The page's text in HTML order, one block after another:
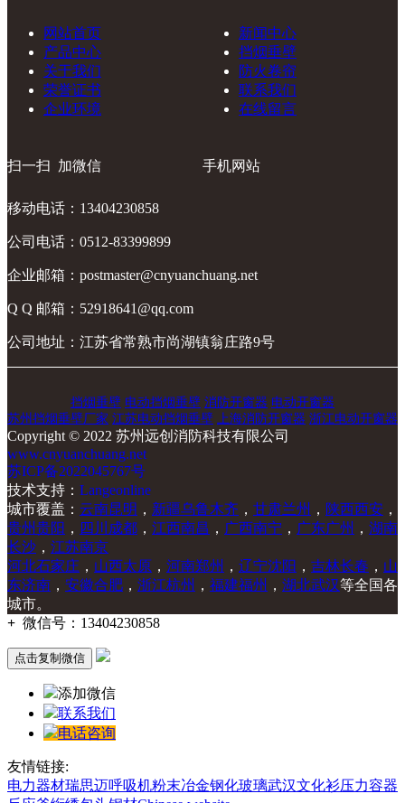
网站首页
产品中心
关于我们
荣誉证书
企业环境
新闻中心
挡烟垂壁
防火卷帘
联系我们
在线留言
扫一扫 加微信 手机网站
移动电话：13404230858
公司电话：0512-83399899
企业邮箱：postmaster@cnyuanchuang.net
Q Q 邮箱：52918641@qq.com
公司地址：江苏省常熟市尚湖镇翁庄路9号
挡烟垂壁 电动挡烟垂壁 消防开窗器 电动开窗器
苏州挡烟垂壁厂家 江苏电动挡烟垂壁 上海消防开窗器 浙江电动开窗器
Copyright © 2022 苏州远创消防科技有限公司
www.cnyuanchuang.net
苏ICP备2022045767号
技术支持： Langeonline
城市覆盖： 云南昆明 ， 新疆乌鲁木齐 ， 甘肃兰州 ， 陕西西安 ，
贵州贵阳 ， 四川成都 ， 江西南昌 ， 广西南宁 ， 广东广州 ， 湖南
长沙 ， 江苏南京
河北石家庄 ， 山西太原 ， 河南郑州 ， 辽宁沈阳 ， 吉林长春 ， 山
东济南 ， 安徽合肥 ， 浙江杭州 ， 福建福州 ， 湖北武汉等全国各
城市。
+ 微信号： 13404230858
点击复制微信
添加微信
联系我们
电话咨询
友情链接:
电力器材瑞思迈呼吸机粉末冶金钢化玻璃武汉文化衫压力容器